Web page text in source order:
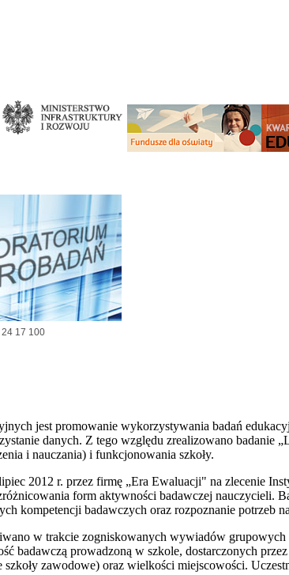
24 17 100
jest promowanie wykorzystywania badań
danych. Z tego względu zrealizowano
i nauczania) i funkcjonowania szkoły.
2012 r. przez firmę „Era Ewaluacji" na zlecenie
form aktywności badawczej nauczycieli.
kompetencji badawczych oraz rozpoznanie potrzeb
w trakcie zogniskowanych wywiadów
badawczą prowadzoną w szkole, dostarczonych
zawodowe) oraz wielkości miejscowości.